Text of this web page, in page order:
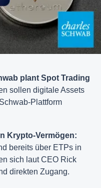
plant Spot Trading
sollen digitale Assets
Plattform
Krypto-Vermögen:
bereits über ETPs in
sich laut CEO Rick
direkten Zugang.